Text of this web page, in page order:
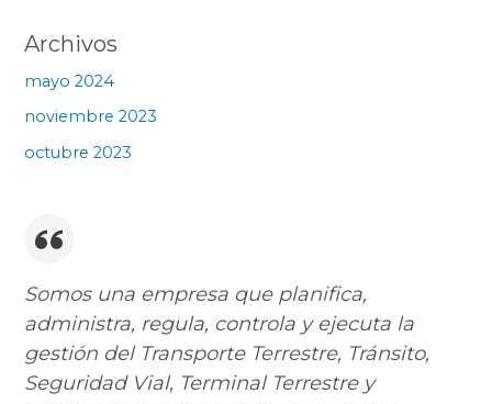
Archivos
mayo 2024
noviembre 2023
octubre 2023
Somos una empresa que planifica,
administra, regula, controla y ejecuta la
gestión del Transporte Terrestre, Tránsito,
Seguridad Vial, Terminal Terrestre y